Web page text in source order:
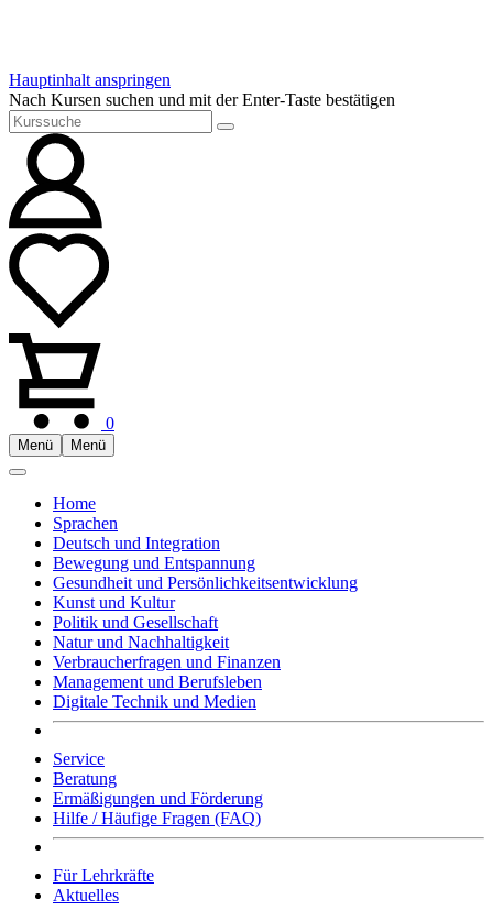
Hauptinhalt anspringen
Nach Kursen suchen und mit der Enter-Taste bestätigen
0
Menü Menü
Home
Sprachen
Deutsch und Integration
Bewegung und Entspannung
Gesundheit und Persönlichkeitsentwicklung
Kunst und Kultur
Politik und Gesellschaft
Natur und Nachhaltigkeit
Verbraucherfragen und Finanzen
Management und Berufsleben
Digitale Technik und Medien
Service
Beratung
Ermäßigungen und Förderung
Hilfe / Häufige Fragen (FAQ)
Für Lehrkräfte
Aktuelles